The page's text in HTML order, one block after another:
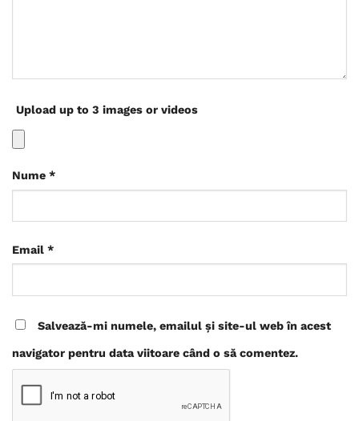
Upload up to 3 images or videos
Nume *
Email *
Salvează-mi numele, emailul și site-ul web în acest
navigator pentru data viitoare când o să comentez.